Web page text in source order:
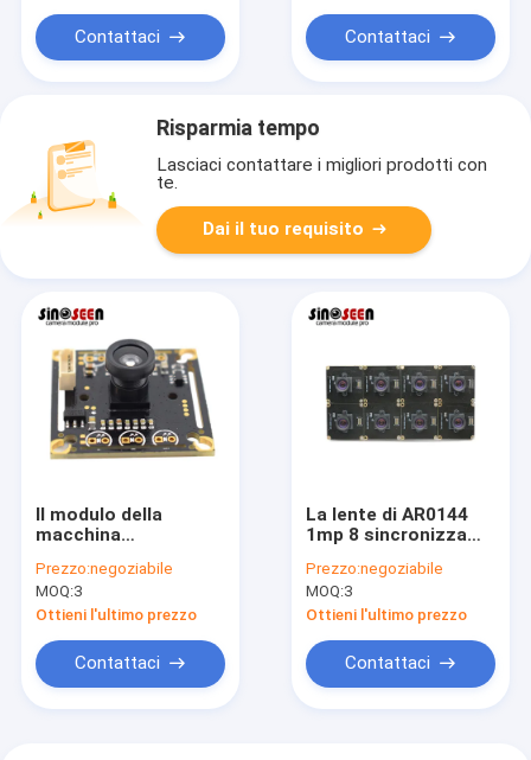
Contattaci Contattaci
Risparmia tempo
Lasciaci contattare i migliori prodotti con
te.
Dai il tuo requisito
Il modulo della
macchina
OV9281 1MP USB ha
riparato
l'identificazione
veloce
dell'otturatore
globale del fuoco
Prezzo:negoziabile
MOQ:3
Ottieni l'ultimo prezzo
Contattaci
La lente di AR0144
1mp 8 sincronizza
di visione artificiale
del modulo della
macchina
fotografica del Usb
Prezzo:negoziabile
MOQ:3
Ottieni l'ultimo prezzo
Contattaci